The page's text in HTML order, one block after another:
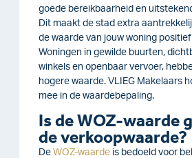
goede bereikbaarheid en
Dit maakt de stad extra
de waarde van jouw woning
Woningen in gewilde buurten,
winkels en openbaar vervoer,
hogere waarde. VLIEG Makelaars
mee in de waardebepaling.
Is de WOZ-waarde
de verkoopwaarde?
De WOZ-waarde is bedoeld voor